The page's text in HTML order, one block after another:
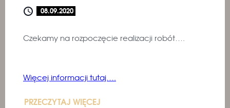
08.09.2020
Czekamy na rozpoczęcie realizacji robót….
Więcej informacji tutaj….
PRZECZYTAJ WIĘCEJ